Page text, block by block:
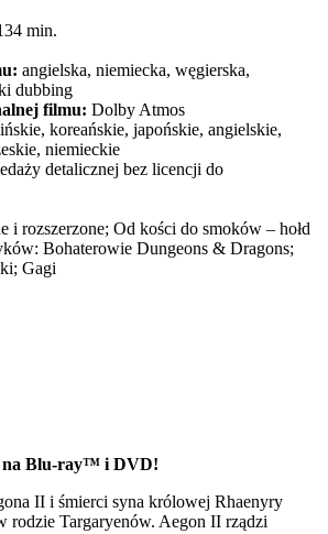
min.
angielska, niemiecka, węgierska,
dubbing
filmu: Dolby Atmos
koreańskie, japońskie, angielskie,
niemieckie
detalicznej bez licencji do
i rozszerzone; Od kości do smoków – hołd
Bohaterowie Dungeons & Dragons;
Gagi
na Blu-ray™ i DVD!
II i śmierci syna królowej Rhaenyry
rodzie Targaryenów. Aegon II rządzi